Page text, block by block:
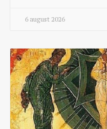
6 august 2026